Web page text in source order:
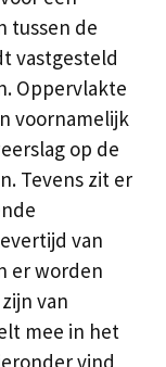
tussen de
vastgesteld
Oppervlakte
voornamelijk
op de
Tevens zit er
van
er worden
van
mee in het
vind